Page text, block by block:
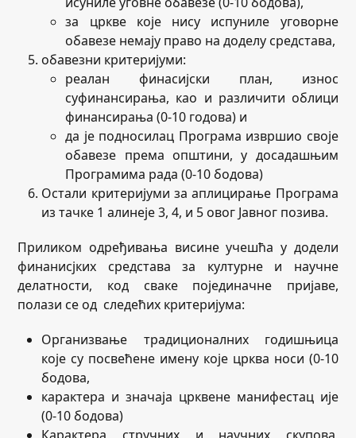
за цркве које нису испуниле уговорне
обавезе немају право на доделу средстава,
обавезни критеријуми:
реалан финасијски план, износ
суфинансирања, као и различити облици
финансирања (0-10 годова) и
да је подносилац Програма извршио своје
обавезе према општини, у досадашњим
Програмима рада (0-10 бодова)
Остали критеријуми за аплицирање Програма
из тачке 1 алинеје 3, 4, и 5 овог Јавног позива.
Приликом одређивања висине учешћа у додели
финанисјких средстава за културне и научне
делатности, код сваке појединачне пријаве,
полази се од следећих критеријума:
Организвање традиционалних годишњица
које су посвећене имену које црква носи (0-10
бодова,
карактера и значаја црквене манифестац ије
(0-10 бодова)